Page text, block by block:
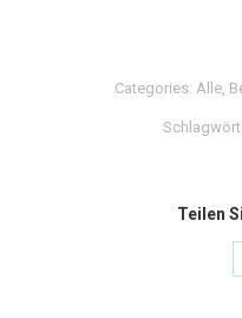
Categories: Alle,
Teilen